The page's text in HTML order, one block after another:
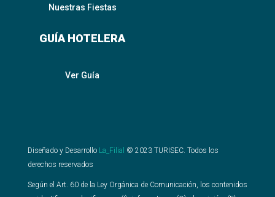
Nuestras Fiestas
GUÍA HOTELERA
Ver Guía
Diseñado y Desarrollo La_Filial © 2023TURISEC. Todos los
derechos reservados
Según el Art. 60 de la Ley Orgánica de Comunicación, los contenidos